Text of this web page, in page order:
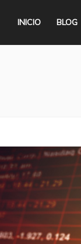
INICIO BLOG